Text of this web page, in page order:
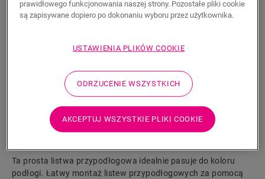
23,58PLN/m
Ta prosta listwa przypodłogowa idealnie pasuje do koloru
podłogi. Łatwy montaż listew przypodłogowych za pomocą
prawidłowego funkcjonowania naszej strony. Pozostałe pliki cookie
są zapisywane dopiero po dokonaniu wyboru przez użytkownika.
USTAWIENIA PLIKÓW COOKIE
ODRZUCENIE WSZYSTKICH
AKCEPTUJ WSZYSTKIE PLIKI COOKIE